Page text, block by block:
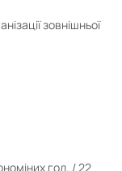
зовнішньої
год. / 22